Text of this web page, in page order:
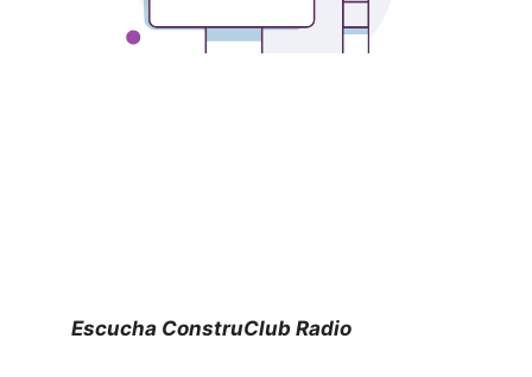
Escucha ConstruClub Radio